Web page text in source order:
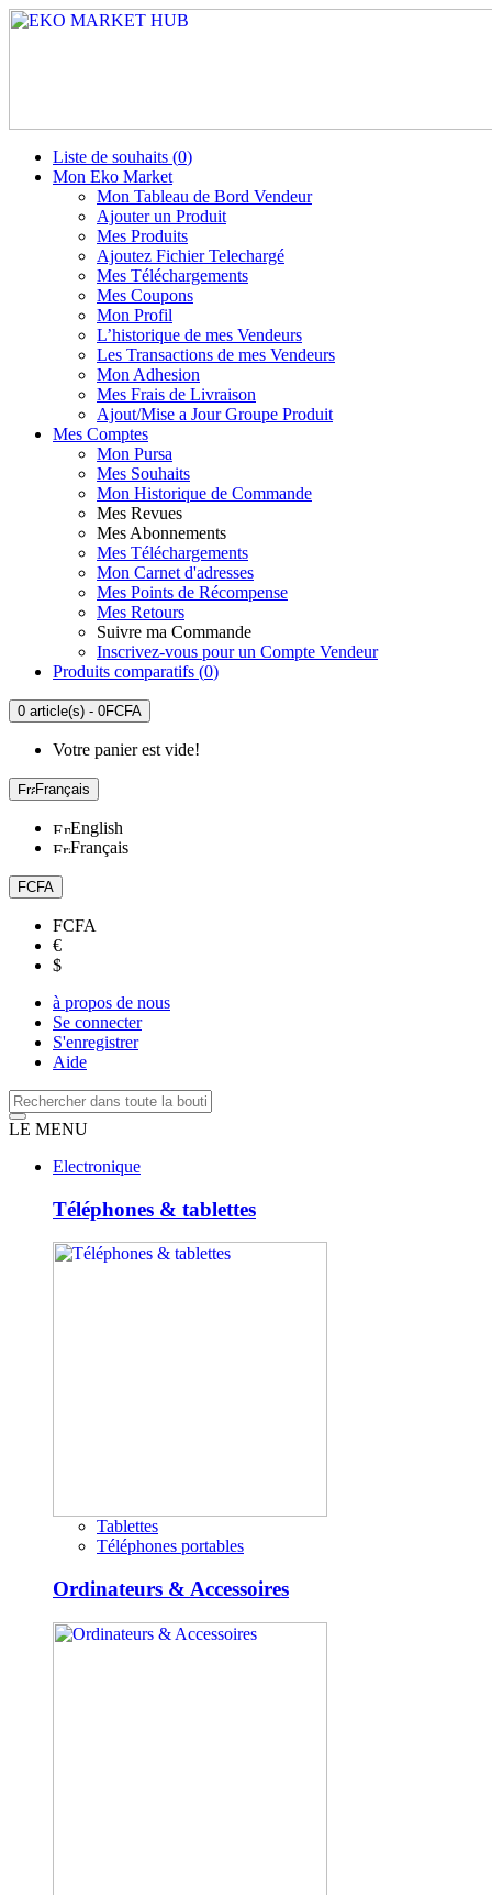
Liste de souhaits (0)
Mon Eko Market
Mon Tableau de Bord Vendeur
Ajouter un Produit
Mes Produits
Ajoutez Fichier Telechargé
Mes Téléchargements
Mes Coupons
Mon Profil
L’historique de mes Vendeurs
Les Transactions de mes Vendeurs
Mon Adhesion
Mes Frais de Livraison
Ajout/Mise a Jour Groupe Produit
Mes Comptes
Mon Pursa
Mes Souhaits
Mon Historique de Commande
Mes Revues
Mes Abonnements
Mes Téléchargements
Mon Carnet d'adresses
Mes Points de Récompense
Mes Retours
Suivre ma Commande
Inscrivez-vous pour un Compte Vendeur
Produits comparatifs (0)
0 article(s) - 0FCFA
Votre panier est vide!
Français
English
Français
FCFA
FCFA
€
$
à propos de nous
Se connecter
S'enregistrer
Aide
LE MENU
Electronique
Téléphones & tablettes
Tablettes
Téléphones portables
Ordinateurs & Accessoires